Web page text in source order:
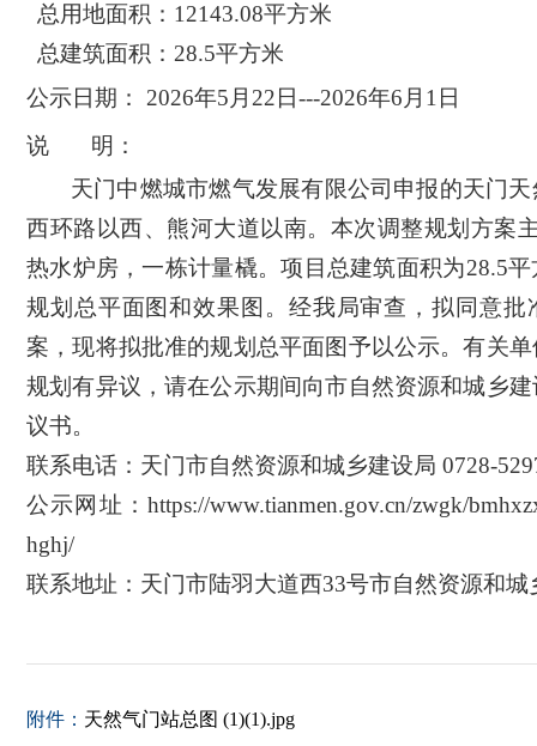
总用地面积： 12143.08平方米
总建筑面积： 28.5平方米
公示日期：
2026年5 月 22 日---2026年6 月 1 日
说
明：
天门中燃城市燃气发展有限公司 申报的天门
西环路以西、熊河大道以南。本次调整规划方案
热水炉房，一栋计量橇。项目总建筑面积为28.5
规划总平面图和效果图 。经我局审查，拟同意批
案，现将拟批准的规划总平面图予以公示。有关
规划有异议，请在公示期间向市自然资源和城乡建
议书。
联系电话：天门市自然资源和城乡建设局 0728-
公示网址： https://www.tianmen.gov.cn/zwgk/
hghj/
联系地址：天门市陆羽大道西33号市自然资源和城
附件： 天然气门站总图 (1)(1).jpg